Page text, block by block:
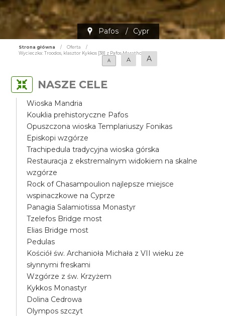
Pafos / Cypr
Strona główna / Oferta
/
Wycieczka: Troodos, klasztor Kykkos [38] z Pafos Marathon
A
A A
NASZE CELE
Wioska Mandria
Kouklia prehistoryczne Pafos
Opuszczona wioska Templariuszy Fonikas
Episkopi wzgórze
Trachipedula tradycyjna wioska górska
Restauracja z ekstremalnym widokiem na skalne
wzgórze
Rock of Chasampoulion najlepsze miejsce
wspinaczkowe na Cyprze
Panagia Salamiotissa Monastyr
Tzelefos Bridge most
Elias Bridge most
Pedulas
Kościół św. Archanioła Michała z VII wieku ze
słynnymi freskami
Wzgórze z św. Krzyżem
Kykkos Monastyr
Dolina Cedrowa
Olympos szczyt